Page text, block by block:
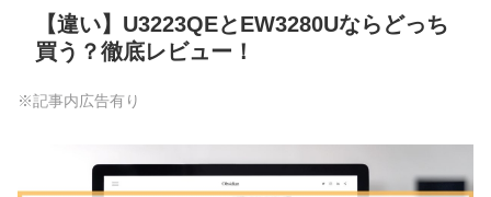
【違い】U3223QEとEW3280Uならどっち
買う？徹底レビュー！
※記事内広告有り